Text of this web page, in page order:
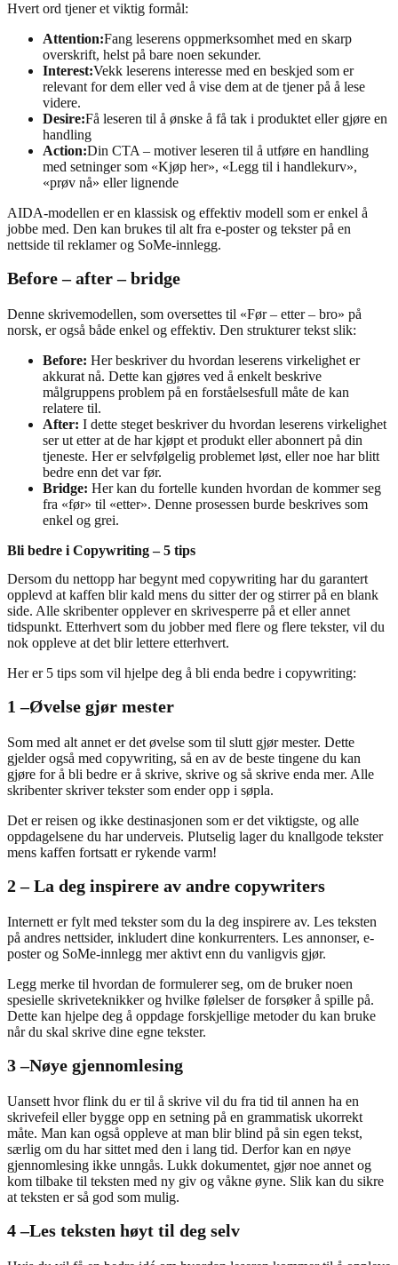
Hvert ord tjener et viktig formål:
Attention:Fang leserens oppmerksomhet med en skarp
overskrift, helst på bare noen sekunder.
Interest:Vekk leserens interesse med en beskjed som er
relevant for dem eller ved å vise dem at de tjener på å lese
videre.
Desire:Få leseren til å ønske å få tak i produktet eller gjøre en
handling
Action:Din CTA – motiver leseren til å utføre en handling
med setninger som «Kjøp her», «Legg til i handlekurv»,
«prøv nå» eller lignende
AIDA-modellen er en klassisk og effektiv modell som er enkel å
jobbe med. Den kan brukes til alt fra e-poster og tekster på en
nettside til reklamer og SoMe-innlegg.
Before – after – bridge
Denne skrivemodellen, som oversettes til «Før – etter – bro» på
norsk, er også både enkel og effektiv. Den strukturer tekst slik:
Before: Her beskriver du hvordan leserens virkelighet er
akkurat nå. Dette kan gjøres ved å enkelt beskrive
målgruppens problem på en forståelsesfull måte de kan
relatere til.
After: I dette steget beskriver du hvordan leserens virkelighet
ser ut etter at de har kjøpt et produkt eller abonnert på din
tjeneste. Her er selvfølgelig problemet løst, eller noe har blitt
bedre enn det var før.
Bridge: Her kan du fortelle kunden hvordan de kommer seg
fra «før» til «etter». Denne prosessen burde beskrives som
enkel og grei.
Bli bedre i Copywriting – 5 tips
Dersom du nettopp har begynt med copywriting har du garantert
opplevd at kaffen blir kald mens du sitter der og stirrer på en blank
side. Alle skribenter opplever en skrivesperre på et eller annet
tidspunkt. Etterhvert som du jobber med flere og flere tekster, vil du
nok oppleve at det blir lettere etterhvert.
Her er 5 tips som vil hjelpe deg å bli enda bedre i copywriting:
1 –Øvelse gjør mester
Som med alt annet er det øvelse som til slutt gjør mester. Dette
gjelder også med copywriting, så en av de beste tingene du kan
gjøre for å bli bedre er å skrive, skrive og så skrive enda mer. Alle
skribenter skriver tekster som ender opp i søpla.
Det er reisen og ikke destinasjonen som er det viktigste, og alle
oppdagelsene du har underveis. Plutselig lager du knallgode tekster
mens kaffen fortsatt er rykende varm!
2 – La deg inspirere av andre copywriters
Internett er fylt med tekster som du la deg inspirere av. Les teksten
på andres nettsider, inkludert dine konkurrenters. Les annonser, e-
poster og SoMe-innlegg mer aktivt enn du vanligvis gjør.
Legg merke til hvordan de formulerer seg, om de bruker noen
spesielle skriveteknikker og hvilke følelser de forsøker å spille på.
Dette kan hjelpe deg å oppdage forskjellige metoder du kan bruke
når du skal skrive dine egne tekster.
3 –Nøye gjennomlesing
Uansett hvor flink du er til å skrive vil du fra tid til annen ha en
skrivefeil eller bygge opp en setning på en grammatisk ukorrekt
måte. Man kan også oppleve at man blir blind på sin egen tekst,
særlig om du har sittet med den i lang tid. Derfor kan en nøye
gjennomlesing ikke unngås. Lukk dokumentet, gjør noe annet og
kom tilbake til teksten med ny giv og våkne øyne. Slik kan du sikre
at teksten er så god som mulig.
4 –Les teksten høyt til deg selv